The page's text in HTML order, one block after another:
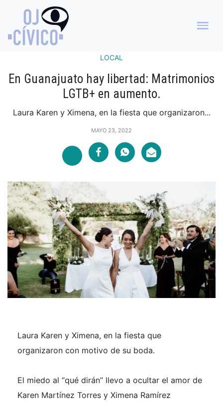
LOCAL
En Guanajuato hay libertad: Matrimonios
LGTB+ en aumento.
Laura Karen y Ximena, en la fiesta que organizaron...
MAYO 23, 2022
Laura Karen y Ximena, en la fiesta que
organizaron con motivo de su boda.
El miedo al “qué dirán” llevo a ocultar el amor de
Karen Martínez Torres y Ximena Ramírez